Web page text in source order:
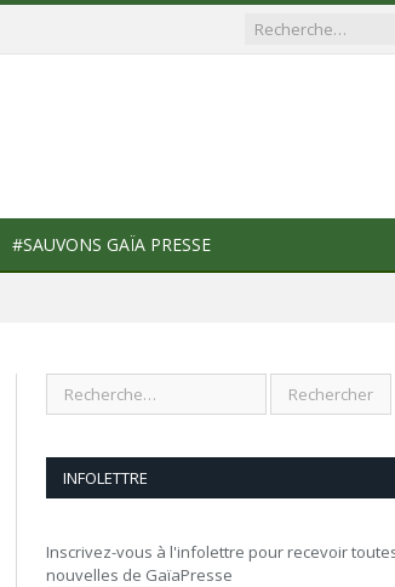
#SAUVONS GAÏA PRESSE
INFOLETTRE
Inscrivez-vous à l'infolettre pour recevoir
nouvelles de GaïaPresse